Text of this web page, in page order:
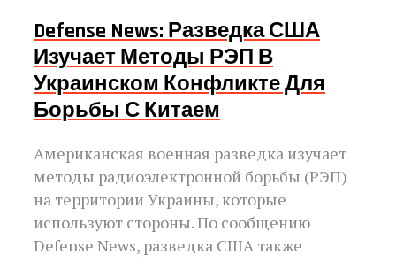
Defense News: Разведка США
Изучает Методы РЭП В
Украинском Конфликте Для
Борьбы С Китаем
Американская военная разведка изучает
методы радиоэлектронной борьбы (РЭП)
на территории Украины, которые
используют стороны. По сообщению
Defense News, разведка США также